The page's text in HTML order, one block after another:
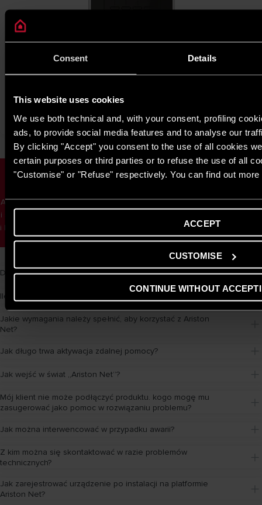
Consent Details
This website uses cookies
We use both technical and, with your consent, profiling
ads, to provide social media features and to analyse our
By clicking "Accept" you consent to the use of all cookies
certain purposes or third parties or to refuse the use of all
"Customise" or "Refuse" respectively. You can find out
ACCEPT
CUSTOMISE
CONTINUE WITHOUT
Cube S Net Czarny
ODKRYJ
Dlaczego warto wybrać Ariston NET
Ariston NET Pro to rozwiązane smart. To wygodne zdalne zarządzanie
i szybkie rozwiązywanie problemów. Usprawnia pracę, oszczędza czas
i koszty, wspiera efektywne wykorzystanie energii oraz rozwój biznesu
dzięki nowoczesnym funkcjom i analizie danych.
Potrzebujesz pomocy?
Dlaczego mamy oferować Ariston Net?
Ile kosztuje Ariston netto?
Jakie wymagania należy spełnić, aby korzystać z Ariston
Net?
Jak długo trwa aktywacja zdalnej pomocy?
Jak wejść w świat „Ariston Net”?
Mój klient nie może podłączyć produktu. kogo mogę mu
zasugerować jako pomoc w rozwiązaniu problemu?
Jak można interwencować w przypadku awarii?
Z kim można się skontaktować w razie problemów
technicznych?
Jak zarejestrować urządzenie po instalacji na platformie
Ariston Net?